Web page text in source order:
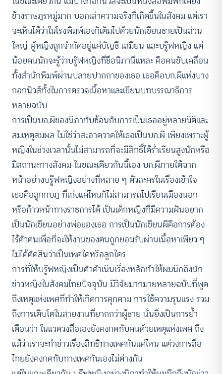
ข้างราษฎรหมู่มาก บอกเล่าความจริงที่เกิดขึ้นในสังคม แต่เรา
จะเห็นได้ว่าในโรงพิมพ์เองก็เต็มไปด้วยนักเขียนชายเป็นส่วน
ใหญ่ ผู้หญิงถูกจำกัดอยู่แค่บัญชี เสมียน และบรู๊ฟหญิง แต่
น้อยคนนักจะรู้ว่าบรู๊ฟหญิงที่ชื่อนิภานี่แหละ คือคนขับเคลื่อน
ทั้งสำนักพิมพ์ผ่านปลายปากกาของเธอ เธอคือบก.ผีแห่งบาง
กอกนิวส์ทั้งในการตรวจเนื้อหาและเขียนบทบรรณาธิการ
หลายฉบับ
การเป็นบก.ผีของนิภาทับซ้อนกับการเป็นเธออยู่หลายมิติและ
สมเหตุสมผล ไม่ใช่ว่าสะอาดวาดให้เธอเป็นบก.ผี เพียงเพราะผู้
หญิงในช่วงเวลานั้นไม่สามารถที่จะมีสิทธิ์ได้ร่ำเรียนสูงนักหรือ
มีสถานะทางสังคม ในขณะเดียวกันนี้เอง บก.ผีภายใต้ฉาก
หน้าอย่างบรู๊ฟหญิงอย่างที่หลาย ๆ ตัวละครในเรื่องเข้าใจ
เธอคือลูกกบฎ ที่เก่งแค่ไหนก็ไม่สามารถไปเรียนเมืองนอก
หรือก้าวหน้าทางราชการได้ เป็นเด็กหญิงที่มีความฝันอยาก
เป็นนักเขียนอย่างพ่อของเธอ การเป็นนักเขียนผีคือการต้อง
ไร้ตัวตนเพื่อที่จะให้งานของตนถูกยอมรับผ่านเนื้อหาเพียว ๆ
ไม่ได้ตัดสินว่าเป็นเพศใดหรือลูกใคร
การที่ให้บรู๊ฟหญิงเป็นตัวดำเนินเรื่องหลักทำให้ผมนึกถึงนัก
ข่าวหญิงในสังคมไทยปัจจุบัน มีวิจัยมากมายหลายฉบับที่พูด
ถึงเหตุแห่งเพศที่ทำให้เกิดการคุกคาม การใช้ความรุนแรง รวม
ถึงการเติบโตในสายงานที่ยากกว่าผู้ชาย นั่นยิ่งเป็นการย้ำ
เตือนว่า ในแวดวงสื่อเองยังคงกดทับคนด้วยเหตุแห่งเพศ ถึง
แม้ว่าเราจะทำข่าวเรื่องสิทธิทางเพศกันแค่ไหน แต่วงการสื่อ
ไทยยังคงกดทับทางเพศกันเองไม่ต่างกัน